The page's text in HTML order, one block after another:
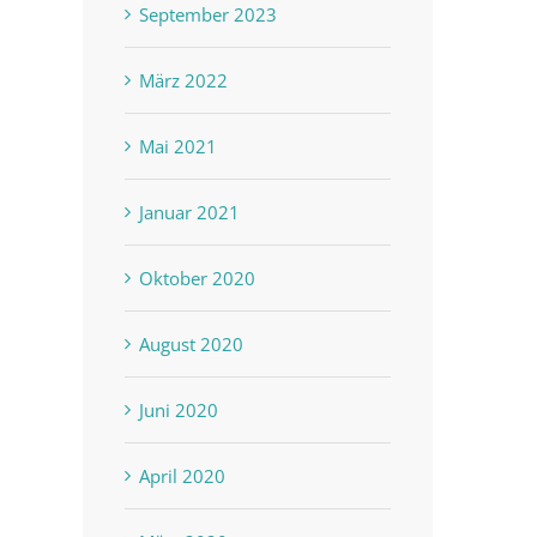
September 2023
März 2022
Mai 2021
Januar 2021
Oktober 2020
August 2020
Juni 2020
April 2020